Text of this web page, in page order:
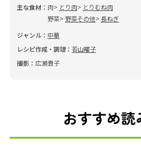
主な食材： 肉 とり肉
とりむね肉
野菜
野菜その他
長ねぎ
ジャンル： 中華
レシピ作成・調理： 若山曜子
撮影： 広瀬貴子
おすすめ